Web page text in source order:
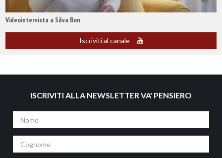
Videointervista a Silva Bon
Iscriviti al canale
ISCRIVITI ALLA NEWSLETTER VA' PENSIERO